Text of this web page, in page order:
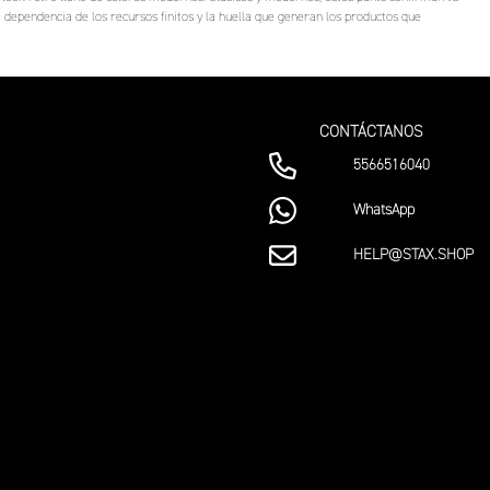
de los recursos finitos y la huella que generan los productos que
CONTÁCTANOS
5566516040
WhatsApp
HELP@STAX.SHOP